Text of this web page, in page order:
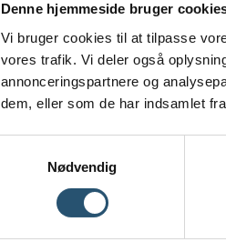
Denne hjemmeside bruger
Vi bruger cookies til at tilpasse
vores trafik. Vi deler også
annonceringspartnere og
dem, eller som de har indsamlet
Nødvendig